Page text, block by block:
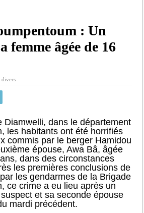
: Un
femme âgée de 16
divers
Diamwelli, dans le département
les habitants ont été horrifiés
commis par le berger Hamidou
épouse, Awa Bâ, âgée
dans des circonstances
les premières conclusions de
les gendarmes de la Brigade
ce crime a eu lieu après un
et sa seconde épouse
mardi précédent.